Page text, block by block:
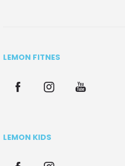
LEMON FITNES
LEMON KIDS